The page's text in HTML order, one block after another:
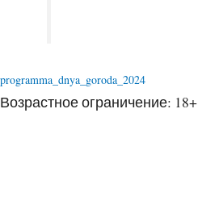
programma_dnya_goroda_2024
Возрастное ограничение: 18+